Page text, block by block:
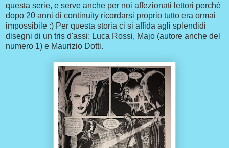
questa serie, e serve anche per noi affezionati lettori perché
dopo 20 anni di continuity ricordarsi proprio tutto era ormai
impossibile :) Per questa storia ci si affida agli splendidi
disegni di un tris d'assi: Luca Rossi, Majo (autore anche del
numero 1) e Maurizio Dotti.